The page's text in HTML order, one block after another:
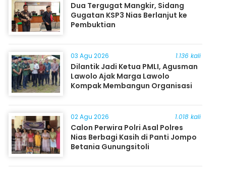
Dua Tergugat Mangkir, Sidang
Gugatan KSP3 Nias Berlanjut ke
Pembuktian
03 Agu 2026 1.136 kali
Dilantik Jadi Ketua PMLI, Agusman
Lawolo Ajak Marga Lawolo
Kompak Membangun Organisasi
02 Agu 2026 1.018 kali
Calon Perwira Polri Asal Polres
Nias Berbagi Kasih di Panti Jompo
Betania Gunungsitoli